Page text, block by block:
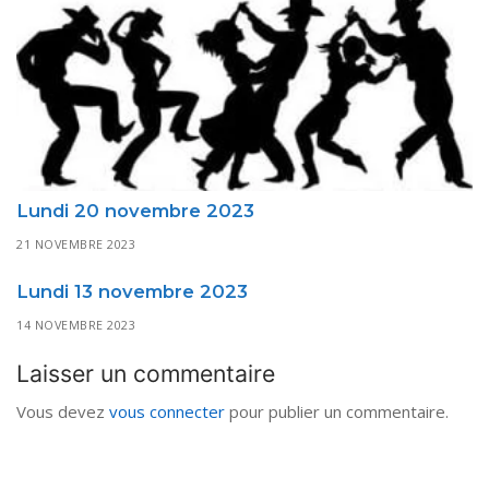
Lundi 20 novembre 2023
21 NOVEMBRE 2023
Lundi 13 novembre 2023
14 NOVEMBRE 2023
Laisser un commentaire
Vous devez vous connecter pour publier un commentaire.